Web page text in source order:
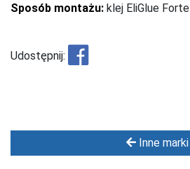
Inne marki
Sposób montażu: klej EliGlue Forte
Udostępnij: